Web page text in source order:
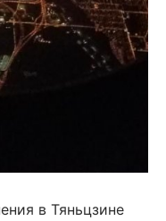
в Тяньцзине